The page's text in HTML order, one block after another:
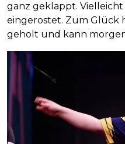
ganz geklappt.
eingerostet. Zum Glück
geholt und kann